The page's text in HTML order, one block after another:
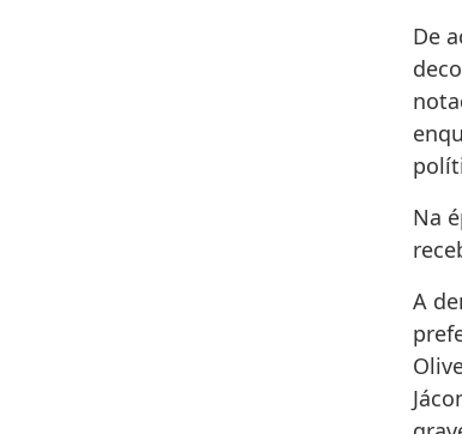
De
Na
A